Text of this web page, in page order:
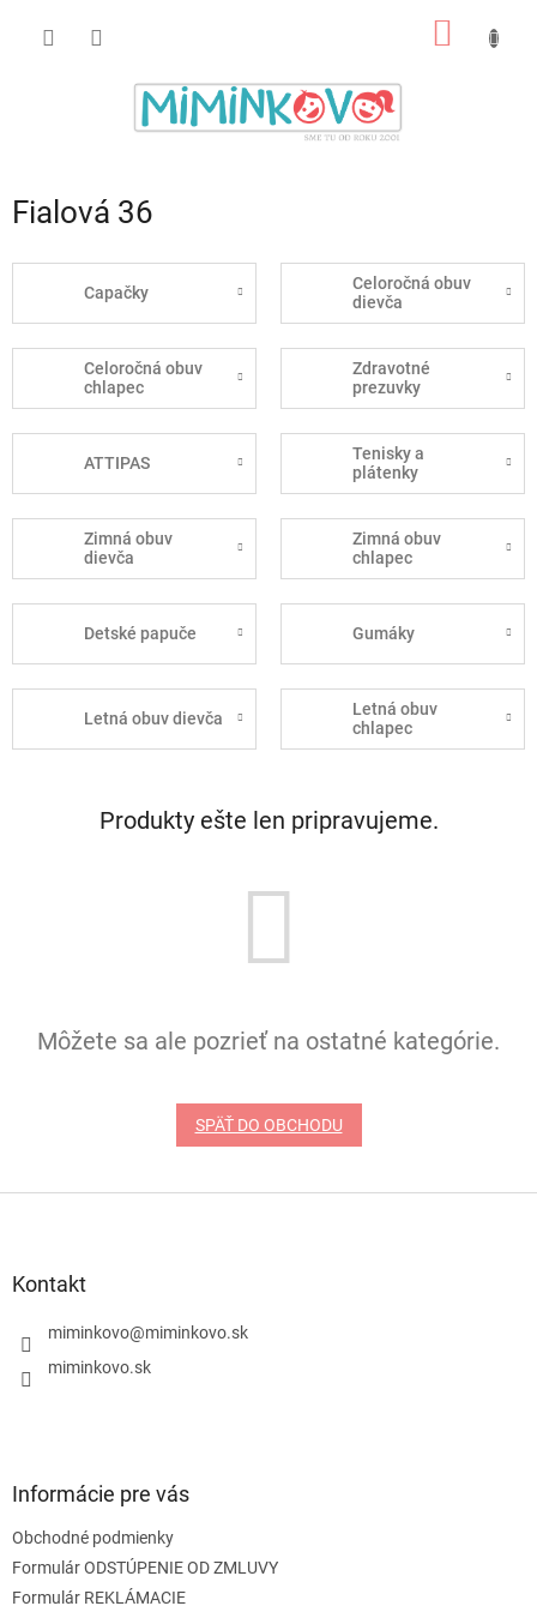
Fialová 36
Capačky
Celoročná obuv
dievča
Celoročná obuv
chlapec
Zdravotné
prezuvky
ATTIPAS
Tenisky a
plátenky
Zimná obuv
dievča
Zimná obuv
chlapec
Detské papuče Gumáky
Letná obuv dievča
Letná obuv
chlapec
Produkty ešte len pripravujeme.
Môžete sa ale pozrieť na ostatné kategórie.
SPÄŤ DO OBCHODU
Kontakt
miminkovo@miminkovo.sk
miminkovo.sk
Informácie pre vás
Obchodné podmienky
Formulár ODSTÚPENIE OD ZMLUVY
Formulár REKLÁMACIE